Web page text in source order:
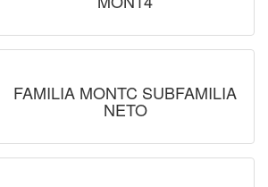
FAMILIA MONTC SUBFAMILIA
NETO